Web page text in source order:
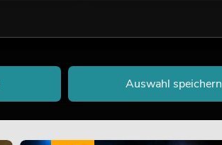
Auswahl speichern